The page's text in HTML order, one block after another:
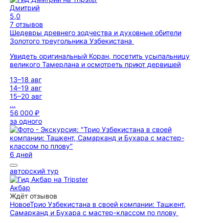
Дмитрий
5,0
7 отзывов
Шедевры древнего зодчества и духовные обители
Золотого треугольника Узбекистана
Увидеть оригинальный Коран, посетить усыпальницу
великого Тамерлана и осмотреть приют дервишей
13–18 авг
14–19 авг
15–20 авг
...
56 000 ₽
за одного
6 дней
авторский тур
Акбар
Ждёт отзывов
НовоеТрио Узбекистана в своей компании: Ташкент,
Самарканд и Бухара с мастер-классом по плову